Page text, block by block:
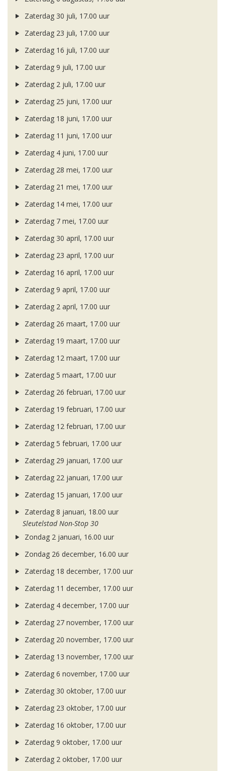
Zaterdag 30 juli, 17.00 uur
Zaterdag 23 juli, 17.00 uur
Zaterdag 16 juli, 17.00 uur
Zaterdag 9 juli, 17.00 uur
Zaterdag 2 juli, 17.00 uur
Zaterdag 25 juni, 17.00 uur
Zaterdag 18 juni, 17.00 uur
Zaterdag 11 juni, 17.00 uur
Zaterdag 4 juni, 17.00 uur
Zaterdag 28 mei, 17.00 uur
Zaterdag 21 mei, 17.00 uur
Zaterdag 14 mei, 17.00 uur
Zaterdag 7 mei, 17.00 uur
Zaterdag 30 april, 17.00 uur
Zaterdag 23 april, 17.00 uur
Zaterdag 16 april, 17.00 uur
Zaterdag 9 april, 17.00 uur
Zaterdag 2 april, 17.00 uur
Zaterdag 26 maart, 17.00 uur
Zaterdag 19 maart, 17.00 uur
Zaterdag 12 maart, 17.00 uur
Zaterdag 5 maart, 17.00 uur
Zaterdag 26 februari, 17.00 uur
Zaterdag 19 februari, 17.00 uur
Zaterdag 12 februari, 17.00 uur
Zaterdag 5 februari, 17.00 uur
Zaterdag 29 januari, 17.00 uur
Zaterdag 22 januari, 17.00 uur
Zaterdag 15 januari, 17.00 uur
Zaterdag 8 januari, 18.00 uur
Sleutelstad Non-Stop 30
Zondag 2 januari, 16.00 uur
Zondag 26 december, 16.00 uur
Zaterdag 18 december, 17.00 uur
Zaterdag 11 december, 17.00 uur
Zaterdag 4 december, 17.00 uur
Zaterdag 27 november, 17.00 uur
Zaterdag 20 november, 17.00 uur
Zaterdag 13 november, 17.00 uur
Zaterdag 6 november, 17.00 uur
Zaterdag 30 oktober, 17.00 uur
Zaterdag 23 oktober, 17.00 uur
Zaterdag 16 oktober, 17.00 uur
Zaterdag 9 oktober, 17.00 uur
Zaterdag 2 oktober, 17.00 uur